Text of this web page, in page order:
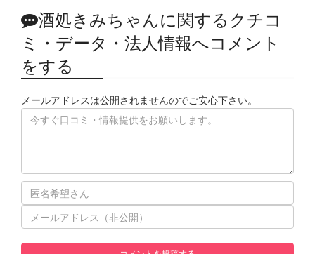
酒処きみちゃんに関するクチコ
ミ・データ・法人情報へコメント
をする
メールアドレスは公開されませんのでご安心下さい。